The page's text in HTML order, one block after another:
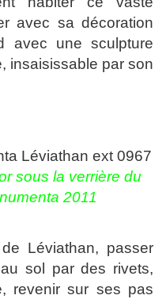
avec sa décoration
avec une sculpture
insaisissable par son
sous la verrière du
2011
Léviathan, passer
sol par des rivets,
revenir sur ses pas